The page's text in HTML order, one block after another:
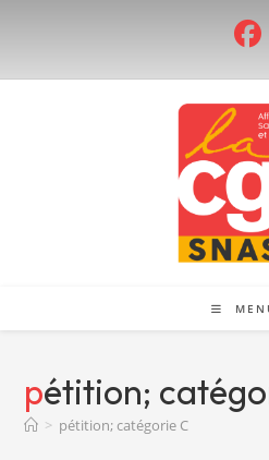
pétition;
> pétition; catégorie C